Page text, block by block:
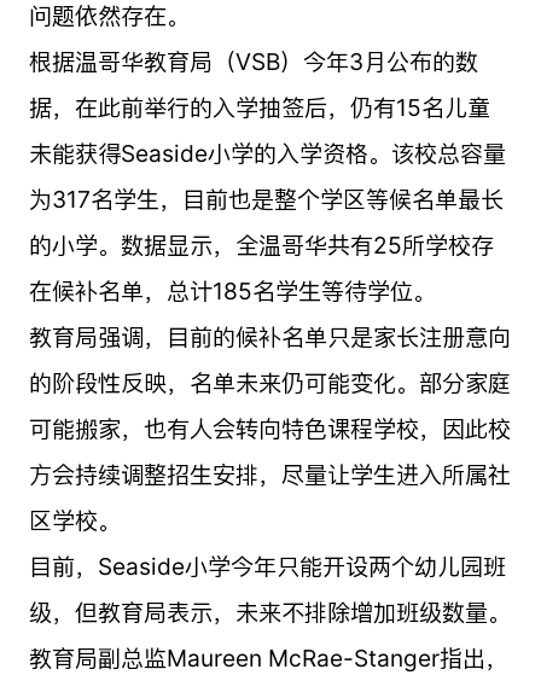
问题依然存在。
根据温哥华教育局（VSB）今年3月公布的数
据，在此前举行的入学抽签后，仍有15名儿童
未能获得Seaside小学的入学资格。该校总容量
为317名学生，目前也是整个学区等候名单最长
的小学。数据显示，全温哥华共有25所学校存
在候补名单，总计185名学生等待学位。
教育局强调，目前的候补名单只是家长注册意向
的阶段性反映，名单未来仍可能变化。部分家庭
可能搬家，也有人会转向特色课程学校，因此校
方会持续调整招生安排，尽量让学生进入所属社
区学校。
目前，Seaside小学今年只能开设两个幼儿园班
级，但教育局表示，未来不排除增加班级数量。
教育局副总监Maureen McRae-Stanger指出，